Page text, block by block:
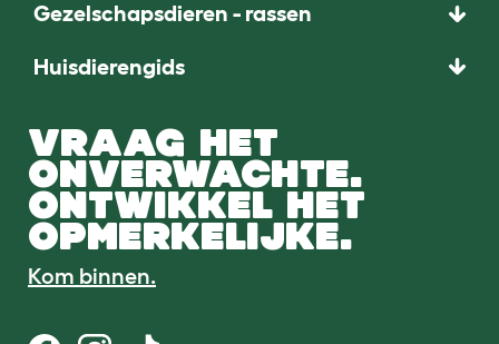
Gezelschapsdieren - rassen
Huisdierengids
VRAAG HET
ONVERWACHTE.
ONTWIKKEL HET
OPMERKELIJKE.
Kom binnen.